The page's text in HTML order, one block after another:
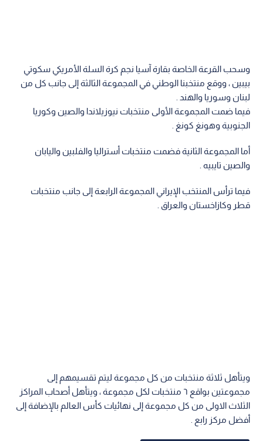
وسحب القرعة الخاصة بقارة آسيا نجم كرة السلة الأمريكي سكوتي
بيبين ، ووقع منتخبنا الوطني في المجموعة الثالثة إلى جانب كل من
لبنان وسوريا والهند .
فيما ضمت المجموعة الأولى منتخبات نيوزيلاندا والصين وكوريا
الجنوبية وهونغ كونغ .
أما المجموعة الثانية فضمت منتخبات أستراليا والفلبين واليابان
والصين تايبيه .
فيما ترأس المنتخب الإيراني المجموعة الرابعة إلى جانب منتخبات
قطر وكازاخستان والعراق .
ويتأهل ثلاثة منتخبات من كل مجموعة ليتم تقسيمهم إلى
مجموعتين بواقع ٦ منتخبات لكل مجموعة ، ويتأهل أصحاب المراكز
الثلاث الاولى من كل مجموعة إلى نهائيات كأس العالم بالإضافة إلى
أفضل مركز رابع .